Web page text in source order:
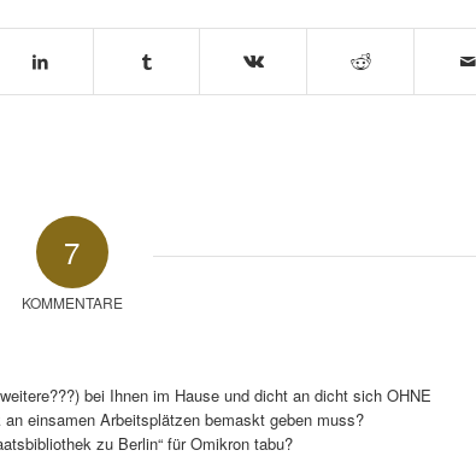
7
KOMMENTARE
bei Ihnen im Hause und dicht an dicht sich OHNE
einsamen Arbeitsplätzen bemaskt geben muss?
zu Berlin“ für Omikron tabu?